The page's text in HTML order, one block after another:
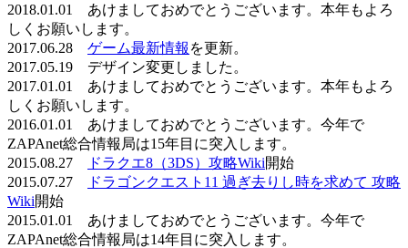
2018.01.01 あけましておめでとうございます。本年もよろ
しくお願いします。
2017.06.28 ゲーム最新情報 を更新。
2017.05.19 デザイン変更しました。
2017.01.01 あけましておめでとうございます。本年もよろ
しくお願いします。
2016.01.01 あけましておめでとうございます。今年で
ZAPAnet総合情報局は15年目に突入します。
2015.08.27
ドラクエ8（3DS）攻略Wiki開始
2015.07.27
ドラゴンクエスト11 過ぎ去りし時を求めて 攻略
Wiki開始
2015.01.01 あけましておめでとうございます。今年で
ZAPAnet総合情報局は14年目に突入します。